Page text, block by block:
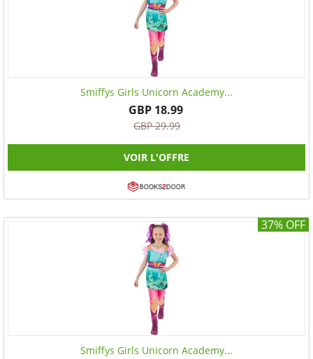
Smiffys Girls Unicorn Academy...
GBP 18.99
GBP 29.99
VOIR L'OFFRE
37% OFF
Smiffys Girls Unicorn Academy...